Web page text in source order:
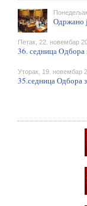
Одржано
Петак, 22. новембар
36. седницa
Уторак, 19. новембар
35.седница Одбора